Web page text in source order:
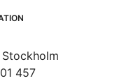
457